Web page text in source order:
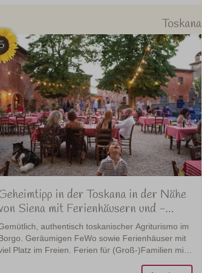
Toskana
in der Toskana in der Nähe
Siena mit Ferienhäusern und -
authentisch toskanischer Agriturismo im
Geräumigen FeWo sowie Ferienhäuser mit
Platz im Freien. Ferien für (Groß-)Familien mit